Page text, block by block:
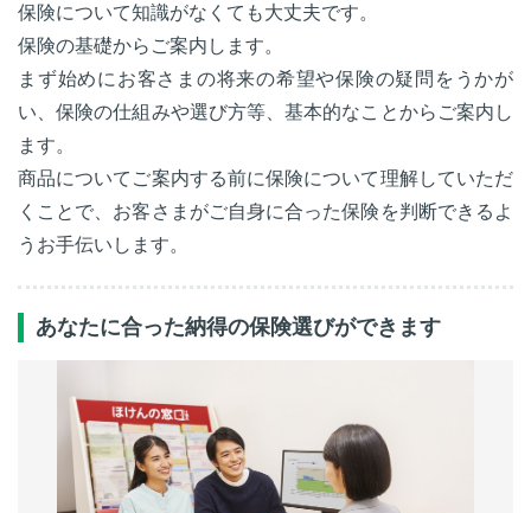
保険について知識がなくても大丈夫です。
保険の基礎からご案内します。
まず始めにお客さまの将来の希望や保険の疑問をうかが
い、保険の仕組みや選び方等、基本的なことからご案内し
ます。
商品についてご案内する前に保険について理解していただ
くことで、お客さまがご自身に合った保険を判断できるよ
うお手伝いします。
あなたに合った納得の保険選びができます